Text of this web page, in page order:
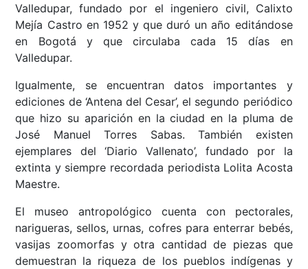
Valledupar, fundado por el ingeniero civil, Calixto
Mejía Castro en 1952 y que duró un año editándose
en Bogotá y que circulaba cada 15 días en
Valledupar.
Igualmente, se encuentran datos importantes y
ediciones de ‘Antena del Cesar’, el segundo periódico
que hizo su aparición en la ciudad en la pluma de
José Manuel Torres Sabas. También existen
ejemplares del ‘Diario Vallenato’, fundado por la
extinta y siempre recordada periodista Lolita Acosta
Maestre.
El museo antropológico cuenta con pectorales,
narigueras, sellos, urnas, cofres para enterrar bebés,
vasijas zoomorfas y otra cantidad de piezas que
demuestran la riqueza de los pueblos indígenas y